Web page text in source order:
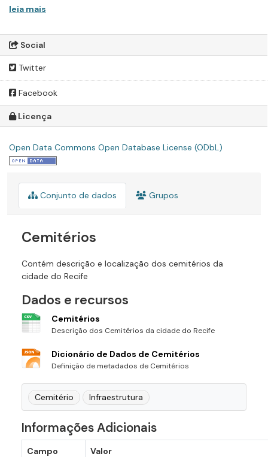
leia mais
Social
Twitter
Facebook
Licença
Open Data Commons Open Database License (ODbL)
Conjunto de dados Grupos
Cemitérios
Contém descrição e localização dos cemitérios da
cidade do Recife
Dados e recursos
Cemitérios
Descrição dos Cemitérios da cidade do Recife
Dicionário de Dados de Cemitérios
Definição de metadados de Cemitérios
Cemitério Infraestrutura
Informações Adicionais
Campo Valor